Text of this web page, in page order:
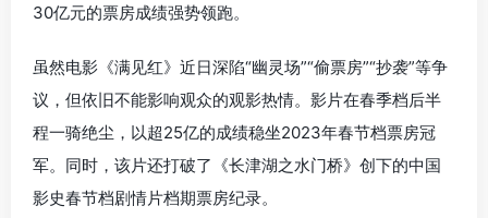
30亿元的票房成绩强势领跑。
虽然电影《满见红》近日深陷“幽灵场”“偷票房”“抄袭”等争
议，但依旧不能影响观众的观影热情。影片在春季档后半
程一骑绝尘，以超25亿的成绩稳坐2023年春节档票房冠
军。同时，该片还打破了《长津湖之水门桥》创下的中国
影史春节档剧情片档期票房纪录。